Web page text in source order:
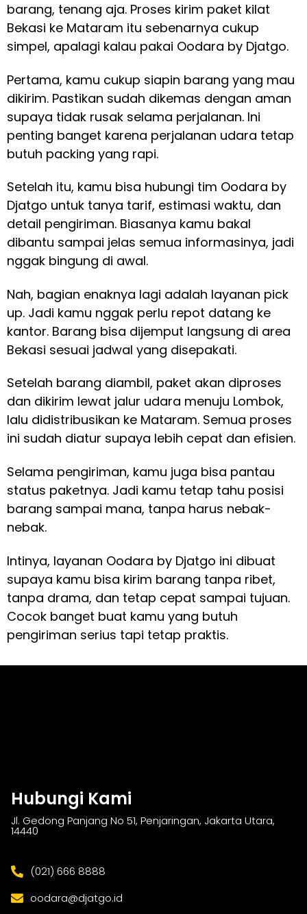
barang, tenang aja. Proses kirim paket kilat
Bekasi ke Mataram itu sebenarnya cukup
simpel, apalagi kalau pakai Oodara by Djatgo.
Pertama, kamu cukup siapin barang yang mau
dikirim. Pastikan sudah dikemas dengan aman
supaya tidak rusak selama perjalanan. Ini
penting banget karena perjalanan udara tetap
butuh packing yang rapi.
Setelah itu, kamu bisa hubungi tim Oodara by
Djatgo untuk tanya tarif, estimasi waktu, dan
detail pengiriman. Biasanya kamu bakal
dibantu sampai jelas semua informasinya, jadi
nggak bingung di awal.
Nah, bagian enaknya lagi adalah layanan pick
up. Jadi kamu nggak perlu repot datang ke
kantor. Barang bisa dijemput langsung di area
Bekasi sesuai jadwal yang disepakati.
Setelah barang diambil, paket akan diproses
dan dikirim lewat jalur udara menuju Lombok,
lalu didistribusikan ke Mataram. Semua proses
ini sudah diatur supaya lebih cepat dan efisien.
Selama pengiriman, kamu juga bisa pantau
status paketnya. Jadi kamu tetap tahu posisi
barang sampai mana, tanpa harus nebak-
nebak.
Intinya, layanan Oodara by Djatgo ini dibuat
supaya kamu bisa kirim barang tanpa ribet,
tanpa drama, dan tetap cepat sampai tujuan.
Cocok banget buat kamu yang butuh
pengiriman serius tapi tetap praktis.
Hubungi Kami
Jl. Gedong Panjang No 51, Penjaringan, Jakarta Utara,
14440
(021) 666 8888
oodara@djatgo.id